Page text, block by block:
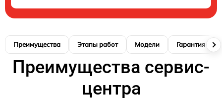
Преимущества Этапы работ Модели Гарантия
Преимущества сервис-
центра